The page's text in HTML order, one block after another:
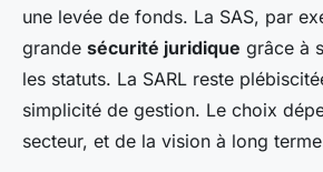
une levée de fonds. La SAS, par
grande sécurité juridique grâce à
les statuts. La SARL reste
simplicité de gestion. Le choix
secteur, et de la vision à long